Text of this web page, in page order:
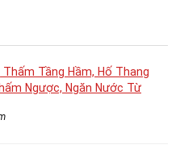
Thấm Tầng Hầm, Hố Thang
Ngược, Ngăn Nước Từ